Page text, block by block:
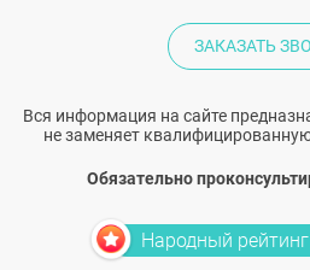
ЗАКАЗАТЬ
Вся информация на сайте
не заменяет
Обязательно
Народный